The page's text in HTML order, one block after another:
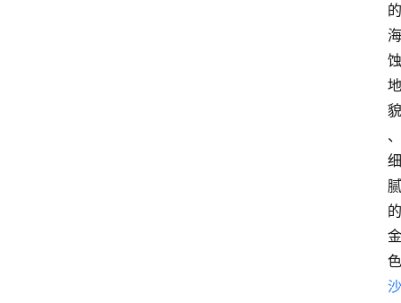
的
海
蚀
地
貌
、
细
腻
的
金
色
沙